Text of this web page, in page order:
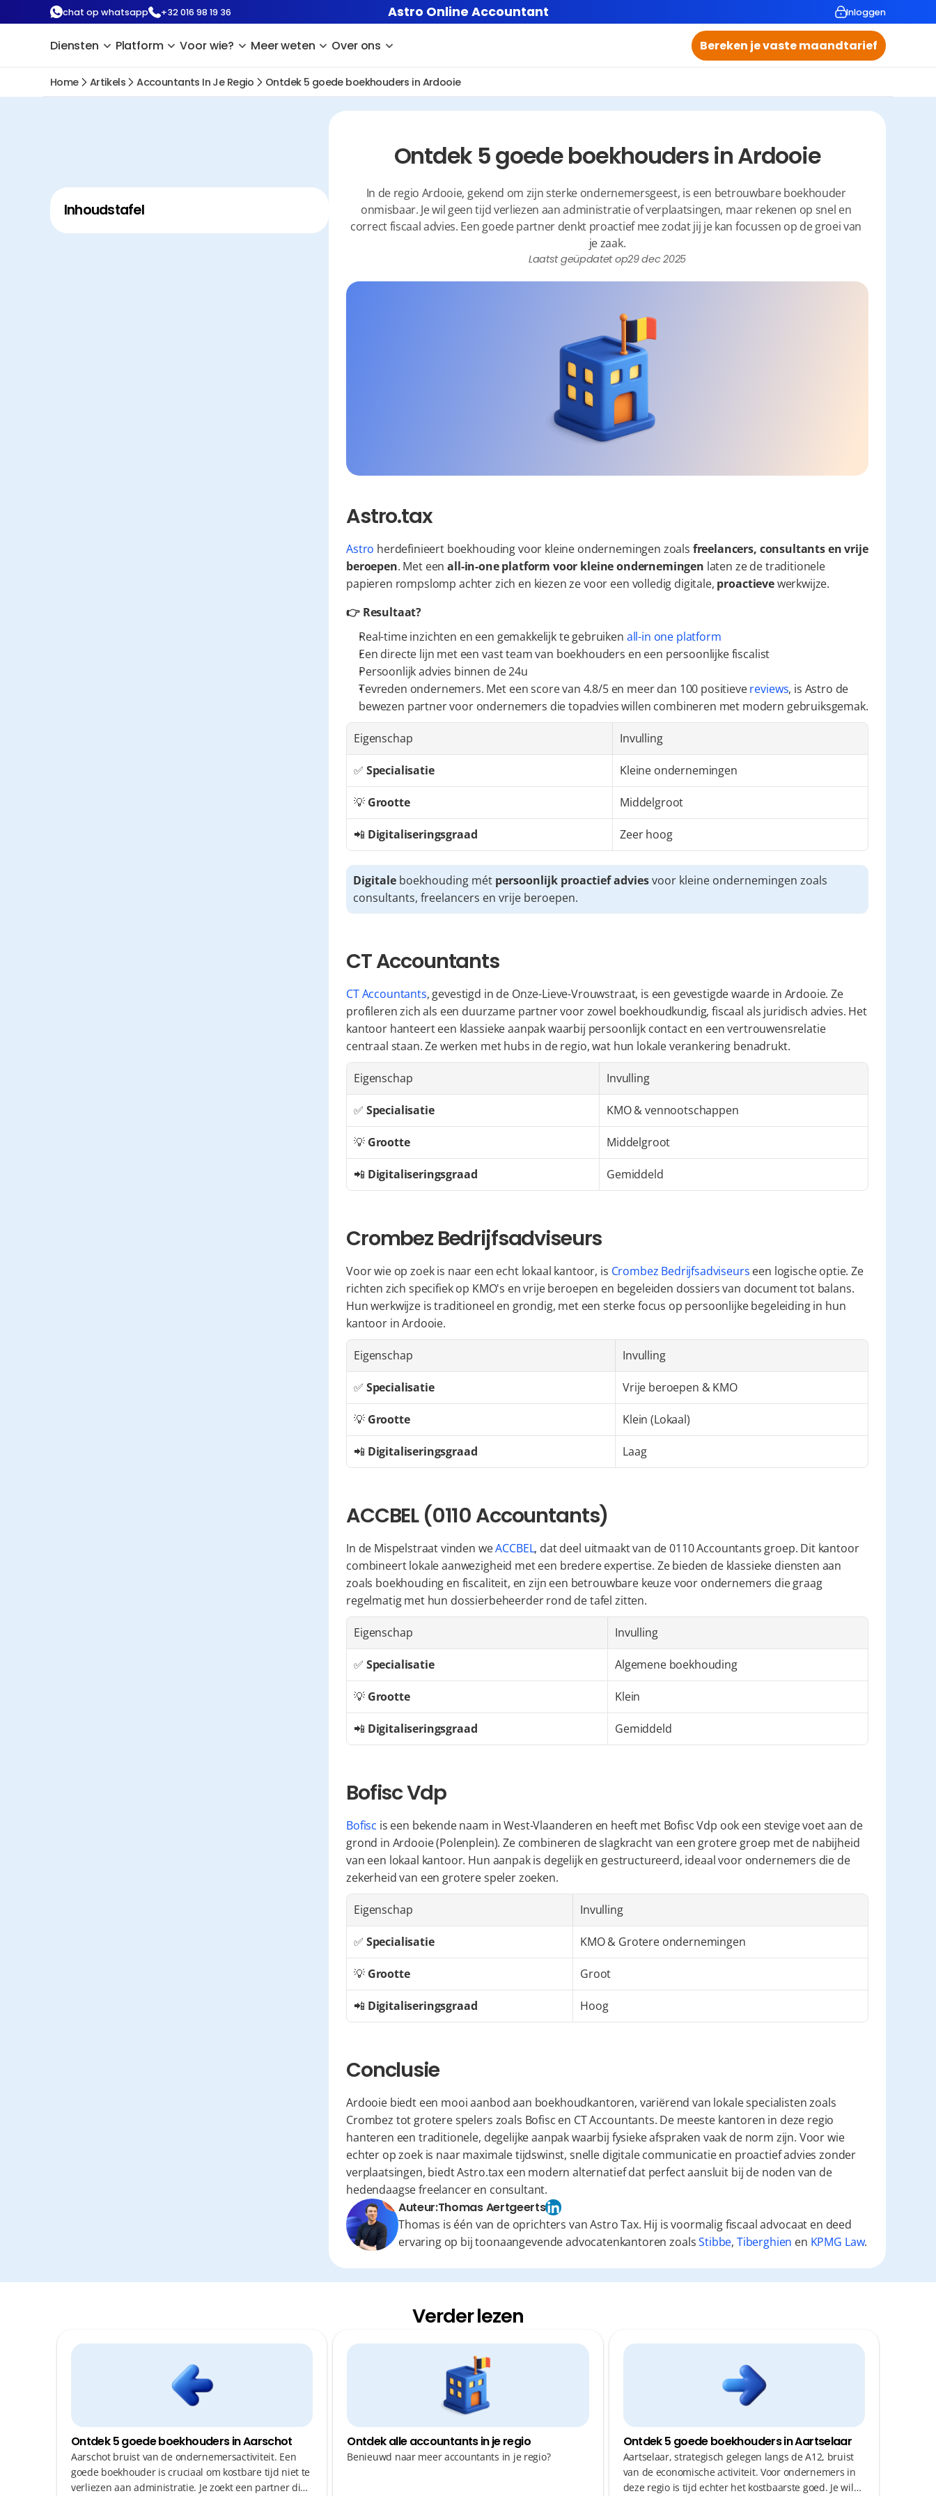
chat op whatsapp +32 016 98 19 36 Astro Online Accountant Inloggen
Diensten Platform Voor wie? Meer weten Over ons Bereken je vaste maandtarief
Home Artikels Accountants In Je Regio Ontdek 5 goede boekhouders in Ardooie
Inhoudstafel
Ontdek 5 goede boekhouders in Ardooie
In de regio Ardooie, gekend om zijn sterke ondernemersgeest, is een betrouwbare boekhouder
onmisbaar. Je wil geen tijd verliezen aan administratie of verplaatsingen, maar rekenen op snel en
correct fiscaal advies. Een goede partner denkt proactief mee zodat jij je kan focussen op de groei van
je zaak.
Laatst geüpdatet op29 dec 2025
Astro.tax
Astro herdefinieert boekhouding voor kleine ondernemingen zoals freelancers, consultants en vrije
beroepen. Met een all-in-one platform voor kleine ondernemingen laten ze de traditionele
papieren rompslomp achter zich en kiezen ze voor een volledig digitale, proactieve werkwijze.
👉 Resultaat?
Real-time inzichten en een gemakkelijk te gebruiken all-in one platform
Een directe lijn met een vast team van boekhouders en een persoonlijke fiscalist
Persoonlijk advies binnen de 24u
Tevreden ondernemers. Met een score van 4.8/5 en meer dan 100 positieve reviews, is Astro de
bewezen partner voor ondernemers die topadvies willen combineren met modern gebruiksgemak.
Eigenschap Invulling
✅ Specialisatie Kleine ondernemingen
💡 Grootte Middelgroot
📲 Digitaliseringsgraad Zeer hoog
Digitale boekhouding mét persoonlijk proactief advies voor kleine ondernemingen zoals
consultants, freelancers en vrije beroepen.
CT Accountants
CT Accountants, gevestigd in de Onze-Lieve-Vrouwstraat, is een gevestigde waarde in Ardooie. Ze
profileren zich als een duurzame partner voor zowel boekhoudkundig, fiscaal als juridisch advies. Het
kantoor hanteert een klassieke aanpak waarbij persoonlijk contact en een vertrouwensrelatie
centraal staan. Ze werken met hubs in de regio, wat hun lokale verankering benadrukt.
Eigenschap Invulling
✅ Specialisatie KMO & vennootschappen
💡 Grootte Middelgroot
📲 Digitaliseringsgraad Gemiddeld
Crombez Bedrijfsadviseurs
Voor wie op zoek is naar een echt lokaal kantoor, is Crombez Bedrijfsadviseurs een logische optie. Ze
richten zich specifiek op KMO's en vrije beroepen en begeleiden dossiers van document tot balans.
Hun werkwijze is traditioneel en grondig, met een sterke focus op persoonlijke begeleiding in hun
kantoor in Ardooie.
Eigenschap Invulling
✅ Specialisatie Vrije beroepen & KMO
💡 Grootte Klein (Lokaal)
📲 Digitaliseringsgraad Laag
ACCBEL (0110 Accountants)
In de Mispelstraat vinden we ACCBEL, dat deel uitmaakt van de 0110 Accountants groep. Dit kantoor
combineert lokale aanwezigheid met een bredere expertise. Ze bieden de klassieke diensten aan
zoals boekhouding en fiscaliteit, en zijn een betrouwbare keuze voor ondernemers die graag
regelmatig met hun dossierbeheerder rond de tafel zitten.
Eigenschap Invulling
✅ Specialisatie Algemene boekhouding
💡 Grootte Klein
📲 Digitaliseringsgraad Gemiddeld
Bofisc Vdp
Bofisc is een bekende naam in West-Vlaanderen en heeft met Bofisc Vdp ook een stevige voet aan de
grond in Ardooie (Polenplein). Ze combineren de slagkracht van een grotere groep met de nabijheid
van een lokaal kantoor. Hun aanpak is degelijk en gestructureerd, ideaal voor ondernemers die de
zekerheid van een grotere speler zoeken.
Eigenschap Invulling
✅ Specialisatie KMO & Grotere ondernemingen
💡 Grootte Groot
📲 Digitaliseringsgraad Hoog
Conclusie
Ardooie biedt een mooi aanbod aan boekhoudkantoren, variërend van lokale specialisten zoals
Crombez tot grotere spelers zoals Bofisc en CT Accountants. De meeste kantoren in deze regio
hanteren een traditionele, degelijke aanpak waarbij fysieke afspraken vaak de norm zijn. Voor wie
echter op zoek is naar maximale tijdswinst, snelle digitale communicatie en proactief advies zonder
verplaatsingen, biedt Astro.tax een modern alternatief dat perfect aansluit bij de noden van de
hedendaagse freelancer en consultant.
Auteur:Thomas Aertgeerts
Thomas is één van de oprichters van Astro Tax. Hij is voormalig fiscaal advocaat en deed
ervaring op bij toonaangevende advocatenkantoren zoalsStibbe, Tiberghien en KPMG Law.
Verder lezen
Ontdek 5 goede boekhouders in Aarschot
Aarschot bruist van de ondernemersactiviteit. Een
goede boekhouder is cruciaal om kostbare tijd niet te
verliezen aan administratie. Je zoekt een partner die
Ontdek alle accountants in je regio
Benieuwd naar meer accountants in je regio?
Ontdek 5 goede boekhouders in Aartselaar
Aartselaar, strategisch gelegen langs de A12, bruist
van de economische activiteit. Voor ondernemers in
deze regio is tijd echter het kostbaarste goed. Je wil